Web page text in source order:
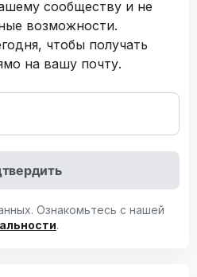
сообществу и не
возможности.
чтобы получать
на вашу почту.
Ознакомьтесь с нашей
.